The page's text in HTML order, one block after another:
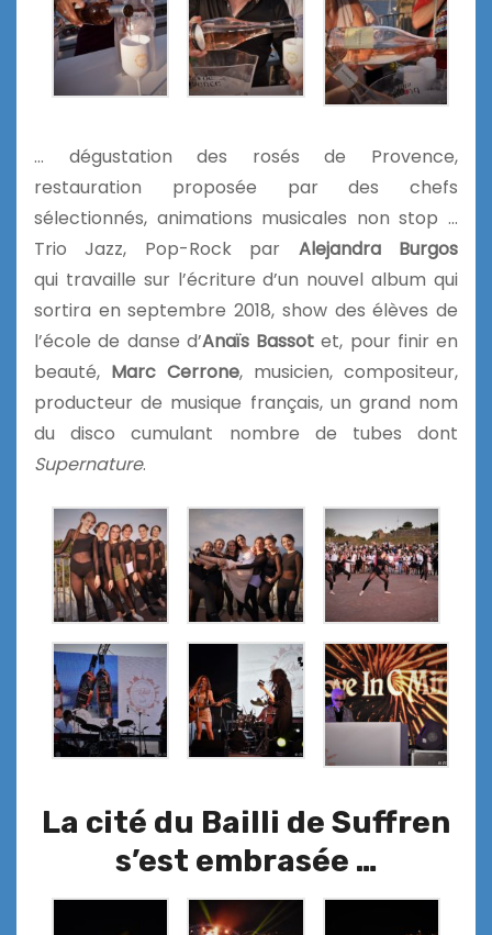
… dégustation des rosés de Provence,
restauration proposée par des chefs
sélectionnés, animations musicales non stop …
Trio Jazz, Pop-Rock par Alejandra Burgos
qui travaille sur l’écriture d’un nouvel album qui
sortira en septembre 2018, show des élèves de
l’école de danse d’Anaïs Bassot et, pour finir en
beauté, Marc Cerrone, musicien, compositeur,
producteur de musique français, un grand nom
du disco cumulant nombre de tubes dont
Supernature.
La cité du Bailli de Suffren
s’est embrasée …